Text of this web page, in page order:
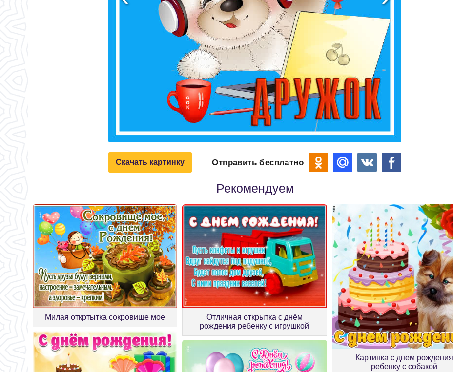
Скачать картинку Отправить бесплатно
Рекомендуем
Милая откртытка сокровище мое
Отличная открытка с днём
рождения ребенку с игрушкой
Картинка с днем рождения
ребенку с собакой